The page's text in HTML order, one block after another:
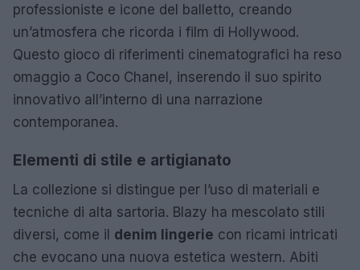
professioniste e icone del balletto, creando
un’atmosfera che ricorda i film di Hollywood.
Questo gioco di riferimenti cinematografici ha reso
omaggio a Coco Chanel, inserendo il suo spirito
innovativo all’interno di una narrazione
contemporanea.
Elementi di stile e artigianato
La collezione si distingue per l’uso di materiali e
tecniche di alta sartoria. Blazy ha mescolato stili
diversi, come il denim lingerie con ricami intricati
che evocano una nuova estetica western. Abiti